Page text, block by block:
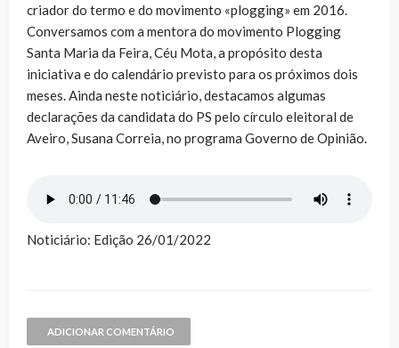
criador do termo e do movimento «plogging» em 2016.
Conversamos com a mentora do movimento Plogging
Santa Maria da Feira, Céu Mota, a propósito desta
iniciativa e do calendário previsto para os próximos dois
meses. Ainda neste noticiário, destacamos algumas
declarações da candidata do PS pelo círculo eleitoral de
Aveiro, Susana Correia, no programa Governo de Opinião.
Noticiário: Edição 26/01/2022
ADICIONAR COMENTÁRIO